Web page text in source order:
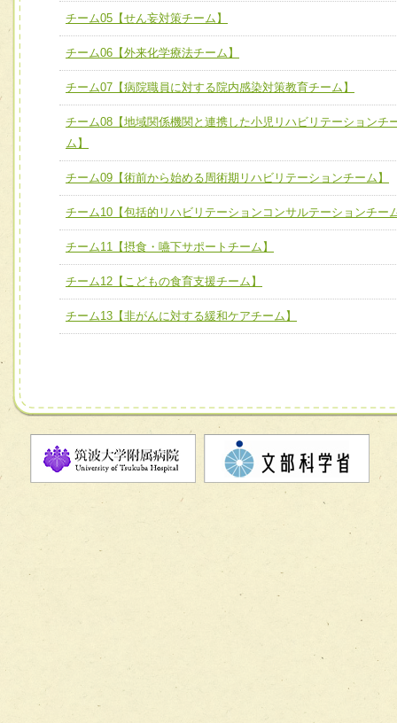
他職種の視点とスキルを学び、相互理解と連携を深める
チーム06【外来化学療法チーム】
チーム07【病院職員に対する院内感染対策教育チーム】
チーム08【地域関係機関と連携した小児リハビリテーショ
チーム09【術前から始める周術期リハビリテーションチー
ム】
チーム10【包括的リハビリテーションコンサルテーション
ーム】
チーム11【摂食・嚥下サポートチーム】
チーム12【こどもの食育支援チーム】
チーム05【せん妄対策チーム】
チーム06【外来化学療法チーム】
チーム07【病院職員に対する院内感染対策教育チーム】
チーム08【地域関係機関と連携した小児リハビリテーションチ
ム】
チーム09【術前から始める周術期リハビリテーションチーム】
チーム10【包括的リハビリテーションコンサルテーションチー
チーム11【摂食・嚥下サポートチーム】
チーム12【こどもの食育支援チーム】
チーム13【非がんに対する緩和ケアチーム】